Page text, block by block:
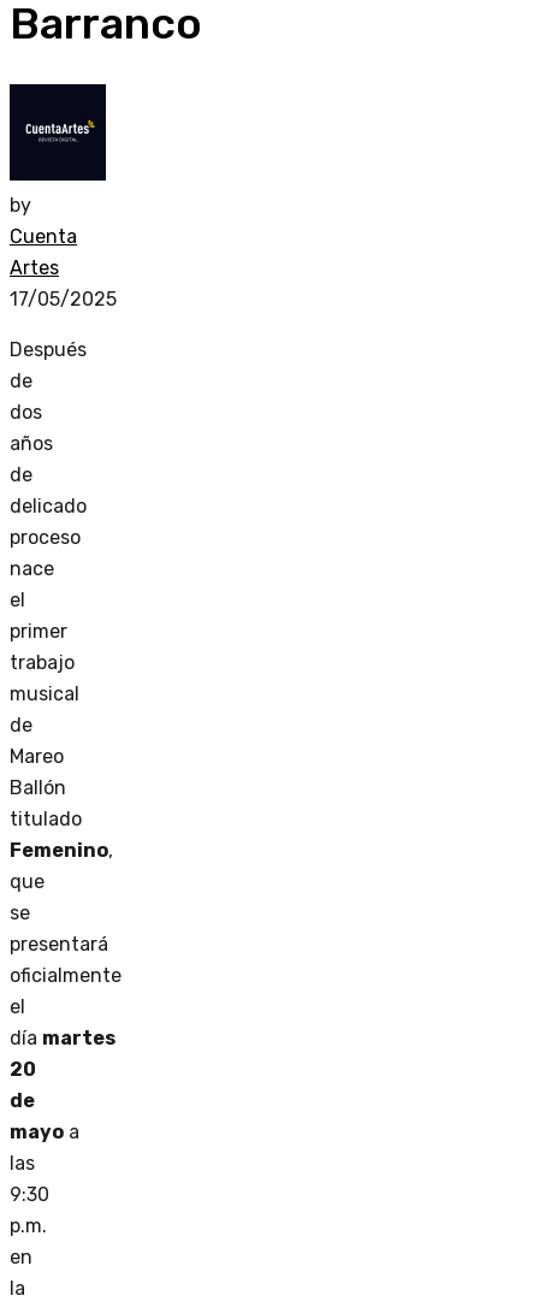
Barranco
by
Cuenta
Artes
17/05/2025
Después
de
dos
años
de
delicado
proceso
nace
el
primer
trabajo
musical
de
Mareo
Ballón
titulado
Femenino,
que
se
presentará
oficialmente
el
día martes
20
de
mayo a
las
9:30
p.m.
en
la